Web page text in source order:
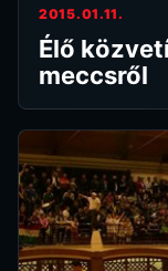
2015.01.11.
Élő
meccsről